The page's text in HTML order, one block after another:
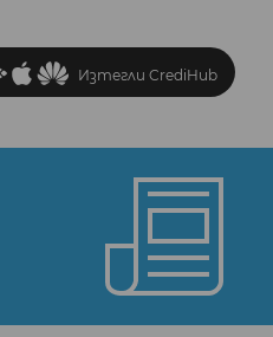
Изтегли CrediHub